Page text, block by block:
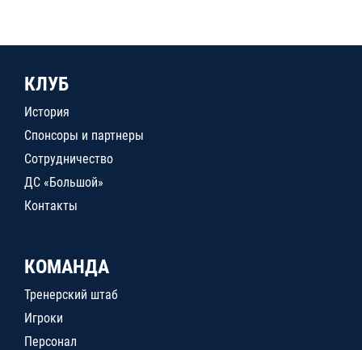
КЛУБ
История
Спонсоры и партнеры
Сотрудничество
ДС «Большой»
Контакты
КОМАНДА
Тренерский штаб
Игроки
Персонал